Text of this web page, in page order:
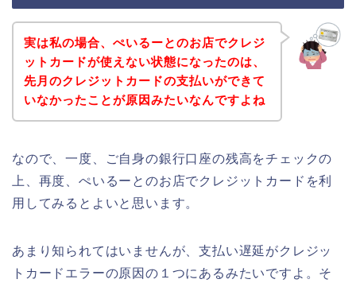
実は私の場合、ぺいるーとのお店でクレジ
ットカードが使えない状態になったのは、
先月のクレジットカードの支払いができて
いなかったことが原因みたいなんですよね
なので、一度、ご自身の銀行口座の残高をチェックの
上、再度、ぺいるーとのお店でクレジットカードを利
用してみるとよいと思います。
あまり知られてはいませんが、支払い遅延がクレジッ
トカードエラーの原因の１つにあるみたいですよ。そ